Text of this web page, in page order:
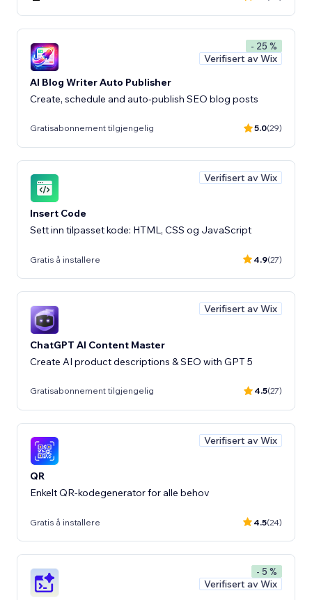
- 25 %
Verifisert av Wix
AI Blog Writer Auto Publisher
Create, schedule and auto-publish SEO blog posts
Gratisabonnement tilgjengelig 5.0(29)
Verifisert av Wix
Insert Code
Sett inn tilpasset kode: HTML, CSS og JavaScript
Gratis å installere 4.9(27)
Verifisert av Wix
ChatGPT AI Content Master
Create AI product descriptions & SEO with GPT 5
Gratisabonnement tilgjengelig 4.5(27)
Verifisert av Wix
QR
Enkelt QR-kodegenerator for alle behov
Gratis å installere 4.5(24)
- 5 %
Verifisert av Wix